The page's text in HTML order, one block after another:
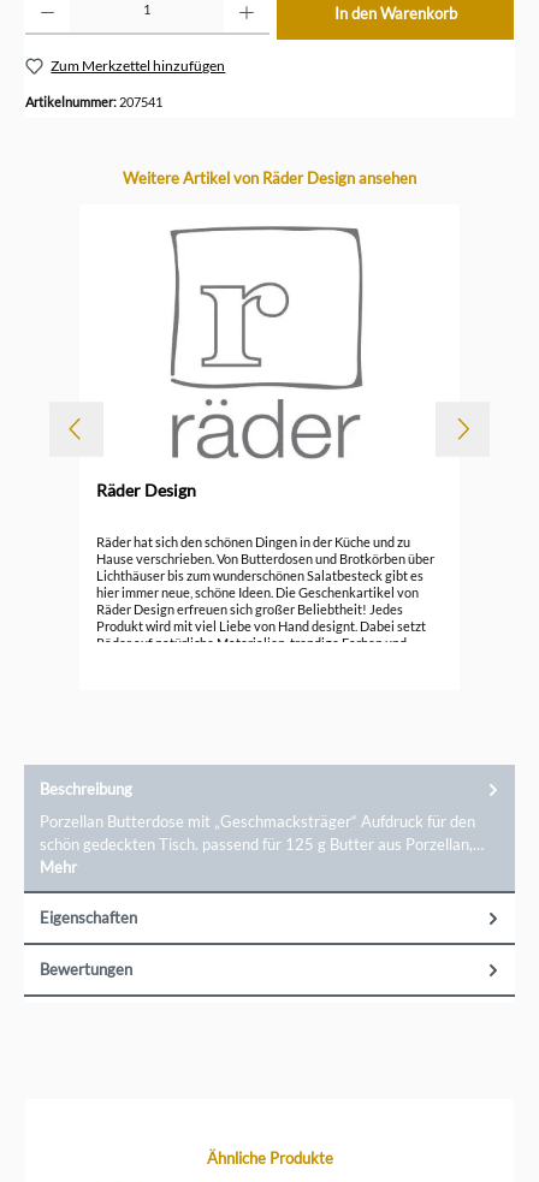
In den Warenkorb
Zum Merkzettel hinzufügen
Artikelnummer: 207541
Produktgalerie überspringen
Weitere Artikel von Räder Design ansehen
Räder Design
Räder hat sich den schönen Dingen in der Küche und zu
Hause verschrieben. Von Butterdosen und Brotkörben über
Lichthäuser bis zum wunderschönen Salatbesteck gibt es
hier immer neue, schöne Ideen. Die Geschenkartikel von
Räder Design erfreuen sich großer Beliebtheit! Jedes
Produkt wird mit viel Liebe von Hand designt. Dabei setzt
Räder auf natürliche Materialien, trendige Farben und
Beschreibung
Porzellan Butterdose mit „Geschmacksträger“ Aufdruck für den
schön gedeckten Tisch. passend für 125 g Butter aus Porzellan,…
Mehr
Eigenschaften
Bewertungen
Produktgalerie überspringenÄhnliche Produkte